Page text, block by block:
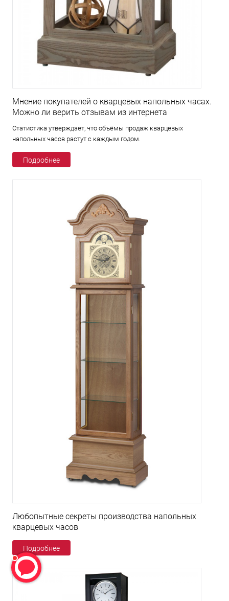
Мнение покупателей о кварцевых напольных часах.
Можно ли верить отзывам из интернета
Статистика утверждает, что объёмы продаж кварцевых
напольных часов растут с каждым годом.
Подробнее
Любопытные секреты производства напольных
кварцевых часов
Подробнее